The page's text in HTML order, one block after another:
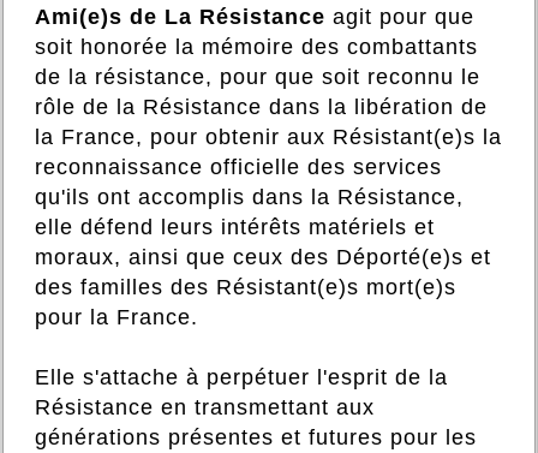
Ami(e)s de La Résistance agit pour que
soit honorée la mémoire des combattants
de la résistance, pour que soit reconnu le
rôle de la Résistance dans la libération de
la France, pour obtenir aux Résistant(e)s la
reconnaissance officielle des services
qu'ils ont accomplis dans la Résistance,
elle défend leurs intérêts matériels et
moraux, ainsi que ceux des Déporté(e)s et
des familles des Résistant(e)s mort(e)s
pour la France.
Elle s'attache à perpétuer l'esprit de la
Résistance en transmettant aux
générations présentes et futures pour les